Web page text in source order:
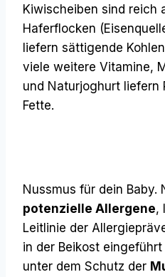
Kiwischeiben sind reich
Haferflocken
liefern sättigende
viele weitere Vitamine,
und Naturjoghurt liefern
Fette.
Nussmus für dein Baby.
potenzielle Allergene,
Leitlinie der
in der Beikost
unter dem Schutz der